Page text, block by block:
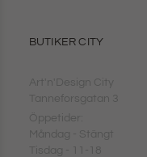
BUTIKER CITY
Art'n'Design City
Tanneforsgatan 3
Öppetider:
Måndag - Stängt
Tisdag - 11-18